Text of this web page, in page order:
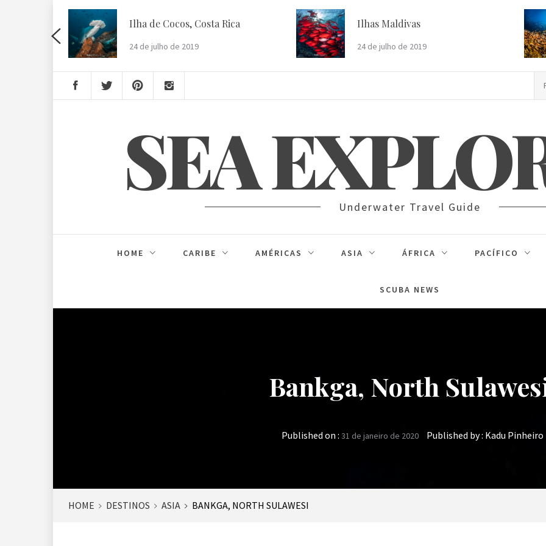
Skip
content
Ilha de Cocos, Costa Rica
24 de julho de 2019
Ilhas Maldivas
24 de julho de 2019
SEA Underwater Travel Guide
HOME CARIBE AMÉRICAS ASIA ÁFRICA PACÍFICO
SCUBA NEWS
Bankga, North
Published on : 31 de janeiro de 2020 Published by : Kadu Pinheiro
HOME DESTINOS ASIA BANKGA, NORTH SULAWESI